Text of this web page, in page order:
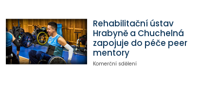
Rehabilitační ústav
Hrabyně a Chuchelná
zapojuje do péče peer
mentory
Komerční sdělení